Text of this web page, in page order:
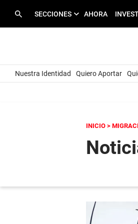
SECCIONES AHORA
Nuestra Identidad Quiero Aportar
INICIO >